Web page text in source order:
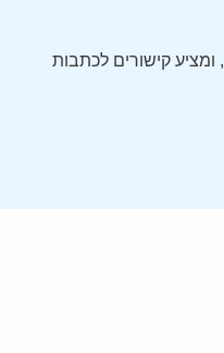
ה-Daily Alert הידוע – תקציר חדשות ישראל, מופק על ידי המרכז הירושלמי מאז 2002, ומציע קישורים לכתבות